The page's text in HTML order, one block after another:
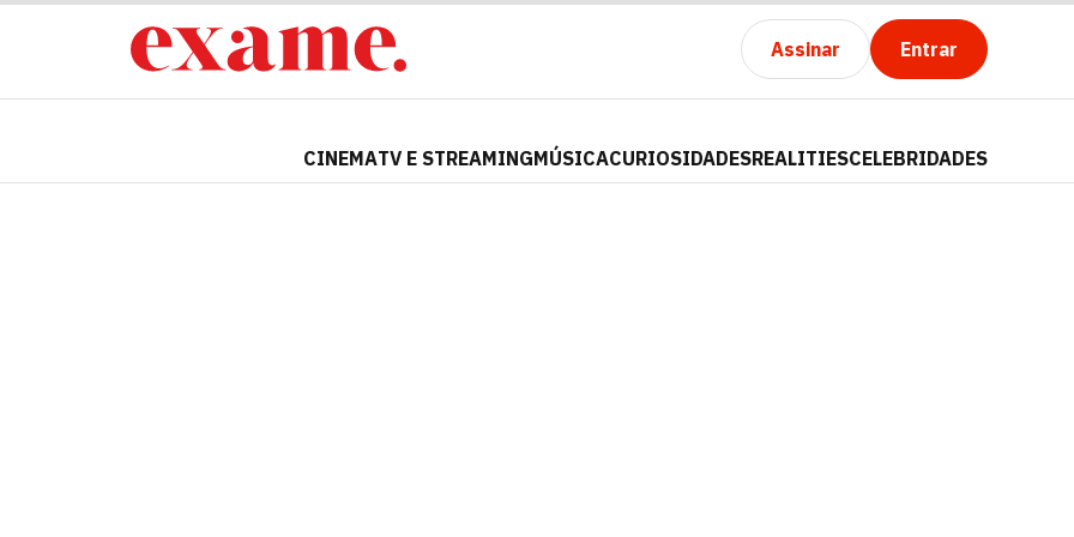
Assinar Entrar
CINEMATV E STREAMINGMÚSICACURIOSIDADESREALITIESCELEBRIDADES